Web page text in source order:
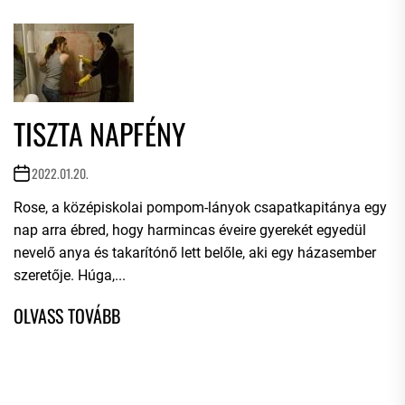
TISZTA NAPFÉNY
2022.01.20.
Rose, a középiskolai pompom-lányok csapatkapitánya egy
nap arra ébred, hogy harmincas éveire gyerekét egyedül
nevelő anya és takarítónő lett belőle, aki egy házasember
szeretője. Húga,...